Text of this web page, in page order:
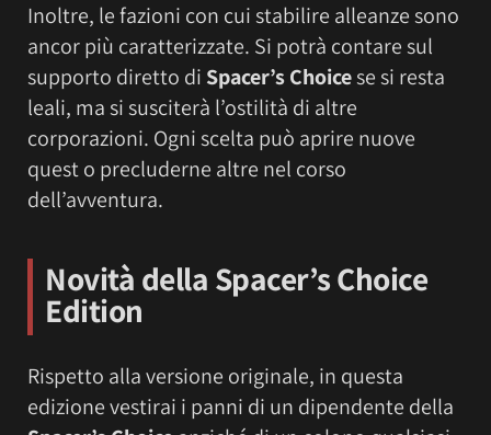
Inoltre, le fazioni con cui stabilire alleanze sono
ancor più caratterizzate. Si potrà contare sul
supporto diretto di Spacer’s Choicese si resta
leali, ma si susciterà l’ostilità di altre
corporazioni. Ogni scelta può aprire nuove
quest o precluderne altre nel corso
dell’avventura.
Novità della Spacer’s Choice
Edition
Rispetto alla versione originale, in questa
edizione vestirai i panni di un dipendente della